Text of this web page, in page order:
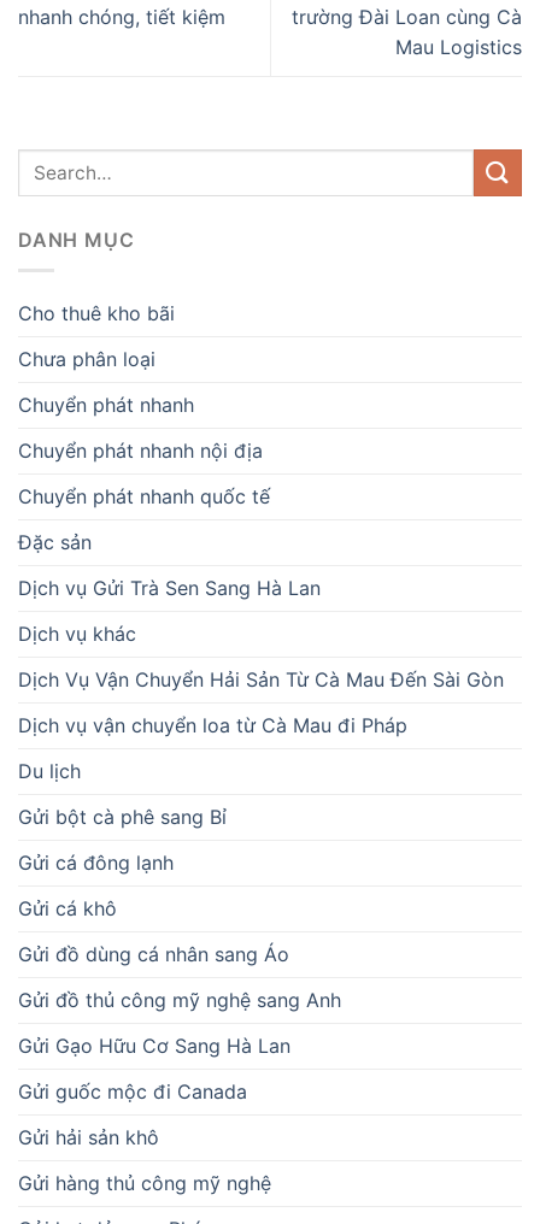
nhanh chóng, tiết kiệm
trường Đài Loan cùng Cà
Mau Logistics
DANH MỤC
Cho thuê kho bãi
Chưa phân loại
Chuyển phát nhanh
Chuyển phát nhanh nội địa
Chuyển phát nhanh quốc tế
Đặc sản
Dịch vụ Gửi Trà Sen Sang Hà Lan
Dịch vụ khác
Dịch Vụ Vận Chuyển Hải Sản Từ Cà Mau Đến Sài Gòn
Dịch vụ vận chuyển loa từ Cà Mau đi Pháp
Du lịch
Gửi bột cà phê sang Bỉ
Gửi cá đông lạnh
Gửi cá khô
Gửi đồ dùng cá nhân sang Áo
Gửi đồ thủ công mỹ nghệ sang Anh
Gửi Gạo Hữu Cơ Sang Hà Lan
Gửi guốc mộc đi Canada
Gửi hải sản khô
Gửi hàng thủ công mỹ nghệ